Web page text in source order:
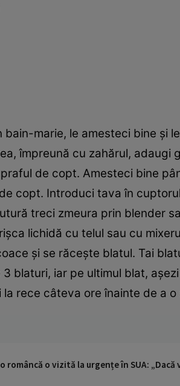
bain-marie, le amesteci bine şi
împreună cu zahărul,
de copt. Amesteci bine
copt. Introduci tava în
treci zmeura prin blender
lichidă cu telul sau cu
şi se răceşte blatul. Tai
blaturi, iar pe ultimul blat,
rece câteva ore înainte de a o
româncă o vizită la urgențe în SUA: